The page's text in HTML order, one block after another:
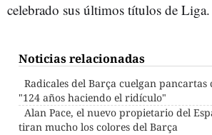
celebrado sus últimos títulos de Liga.
Noticias relacionadas
Radicales del Barça cuelgan pancartas
"124 años haciendo el ridículo"
Alan Pace, el nuevo propietario del
tiran mucho los colores del Barça